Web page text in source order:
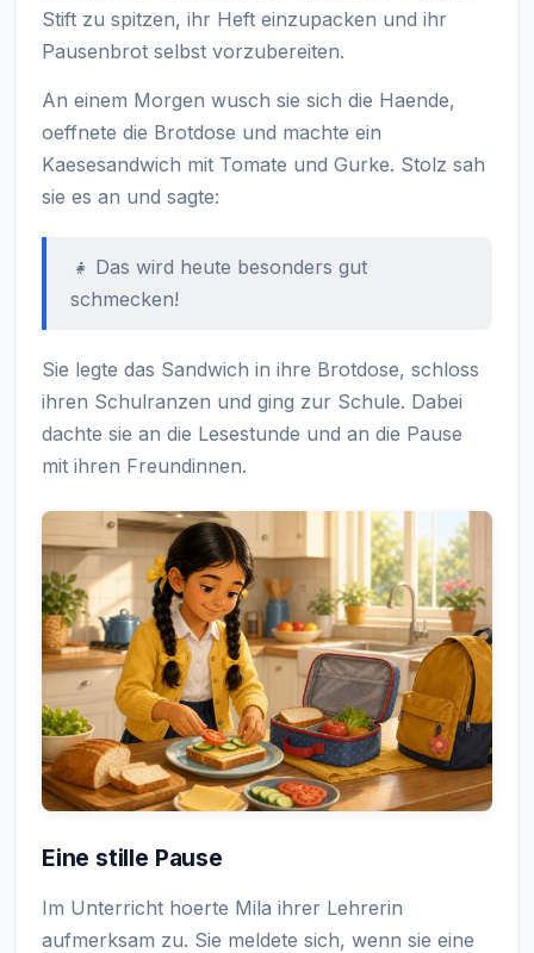
Stift zu spitzen, ihr Heft einzupacken und ihr
Pausenbrot selbst vorzubereiten.
An einem Morgen wusch sie sich die Haende,
oeffnete die Brotdose und machte ein
Kaesesandwich mit Tomate und Gurke. Stolz sah
sie es an und sagte:
👧 Das wird heute besonders gut
schmecken!
Sie legte das Sandwich in ihre Brotdose, schloss
ihren Schulranzen und ging zur Schule. Dabei
dachte sie an die Lesestunde und an die Pause
mit ihren Freundinnen.
Eine stille Pause
Im Unterricht hoerte Mila ihrer Lehrerin
aufmerksam zu. Sie meldete sich, wenn sie eine